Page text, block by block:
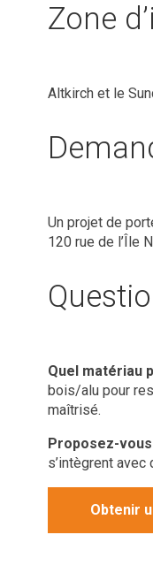
Zone
Altkirch et le
Un projet de
120 rue de l’Île
Quel matériau
bois/alu pour
maîtrisé.
Proposez-
s’intègrent
Obtenir